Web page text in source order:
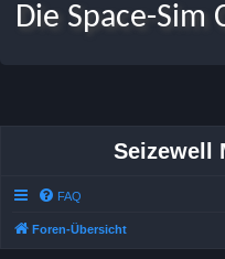
Die Space-Sim
Seizewell
FAQ
Foren-Übersicht